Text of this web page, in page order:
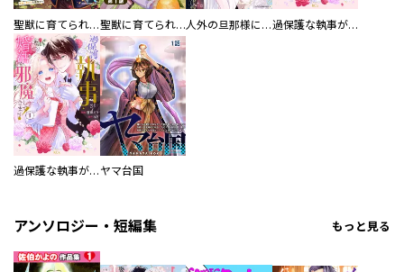
聖獣に育てられた少年の異世界ゆるり放浪記～神様からもらったチート魔法で、仲間たちとスローライフを満喫中～ 聖獣に育てられた少年の異世界ゆるり放浪記～神様からもらったチート魔法で、仲間たちとスローライフを満喫中～【分冊版】 人外の旦那様に娶られ毎晩ナカまで愛される…。アンソロジー 過保護な執事が私の婚活を邪魔してきます！ 分冊版
過保護な執事が私の婚活を邪魔してきます！ ヤマ台国
アンソロジー・短編集 もっと見る